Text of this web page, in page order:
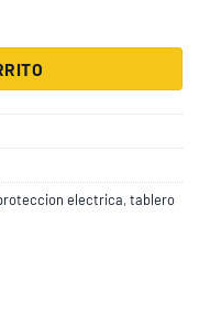
electrica,tablero